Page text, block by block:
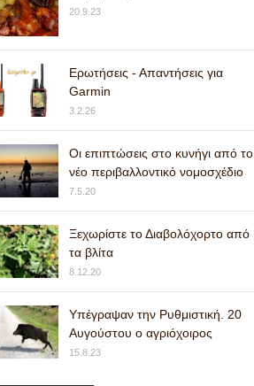
20.9.23
Ερωτήσεις - Απαντήσεις για
Garmin
3.2.26
Οι επιπτώσεις στο κυνήγι από το
νέο περιβαλλοντικό νομοσχέδιο
7.5.20
Ξεχωρίστε το Διαβολόχορτο από
τα βλίτα
8.12.20
Υπέγραψαν την Ρυθμιστική. 20
Αυγούστου ο αγριόχοιρος
15.8.23